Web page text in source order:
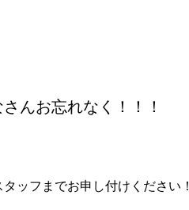
んお忘れなく！！！
ッフまでお申し付けください！